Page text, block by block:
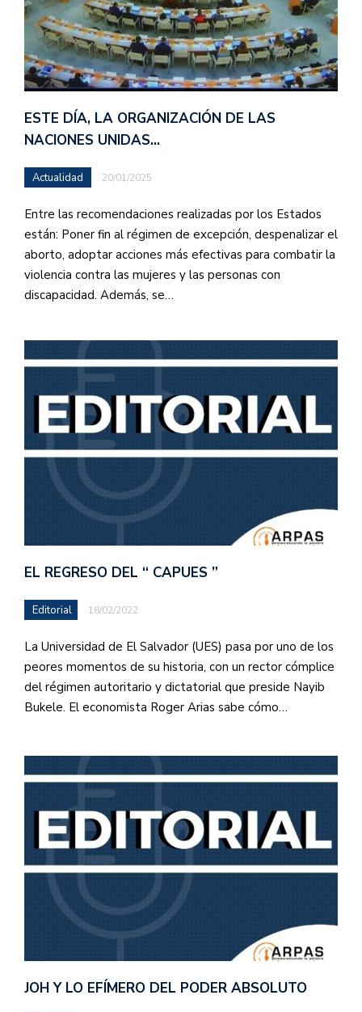
ESTE DÍA, LA ORGANIZACIÓN DE LAS
NACIONES UNIDAS…
Actualidad 20/01/2025
Entre las recomendaciones realizadas por los Estados
están: Poner fin al régimen de excepción, despenalizar el
aborto, adoptar acciones más efectivas para combatir la
violencia contra las mujeres y las personas con
discapacidad. Además, se…
EL REGRESO DEL “ CAPUES ”
Editorial 18/02/2022
La Universidad de El Salvador (UES) pasa por uno de los
peores momentos de su historia, con un rector cómplice
del régimen autoritario y dictatorial que preside Nayib
Bukele. El economista Roger Arias sabe cómo…
JOH Y LO EFÍMERO DEL PODER ABSOLUTO